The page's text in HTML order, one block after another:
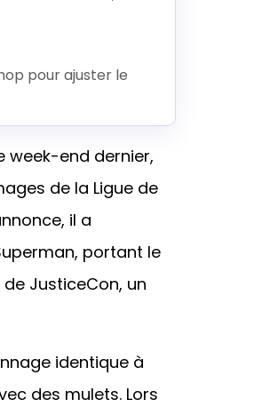
pour ajuster le
week-end dernier,
de la Ligue de
il a
portant le
JusticeCon, un
identique à
des mulets. Lors